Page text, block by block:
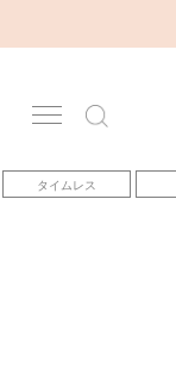
タイムレス
アカウント
アイテム